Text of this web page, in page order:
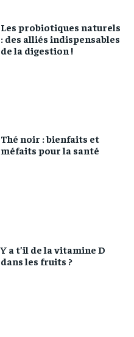
Les probiotiques naturels
: des alliés indispensables
de la digestion !
Thé noir : bienfaits et
méfaits pour la santé
Y a t’il de la vitamine D
dans les fruits ?